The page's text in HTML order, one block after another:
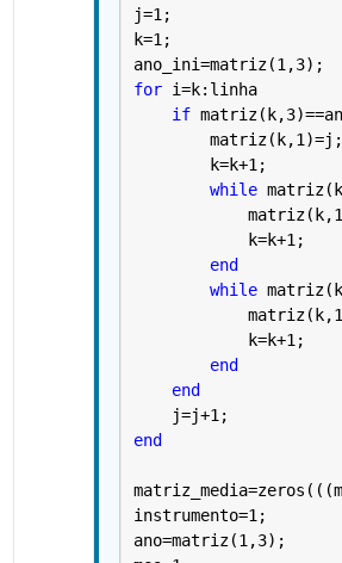
j=1;
k=1;
ano_ini=matriz(1,3);
for i=k:linha
if
        matriz(k,1)=j;
        k=k+1;
while
            k=k+1;
end
while
            k=k+1;
end
end
    j=j+1;
end
instrumento=1;
ano=matriz(1,3);